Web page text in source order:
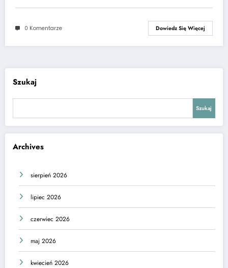
0 Komentarze Dowiedz Się Więcej
Szukaj
Szukaj
Archives
sierpień 2026
lipiec 2026
czerwiec 2026
maj 2026
kwiecień 2026